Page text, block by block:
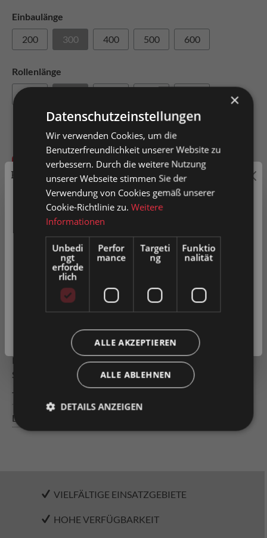
Einbaulänge
200
300 400 500 600
Rollenlänge
195
In den Warenkorb
Artikel-Nr. 0034513
Zum Merkzettel hinzufügen
Produkt vergleichen
Standard Tragrolle aus Kunststoff: Für leichte und kleine
Produkte einer nicht angetriebenen
Schwerkraftrollenbahn Für stau…Mehr
Technische Daten
Downloads
VIELFÄLTIGE EINSATZGEBIETE
HOHE VERFÜGBARKEIT
Preisauszeichnung
Privatkunden können Preise mit MwSt. (brutto) und
Geschäftskunden Preise ohne MwSt. (netto) angezeigt
werden.
Bitte wählen Sie Ihre bevorzugte Einstellung:
Privatkunde
Geschäftskunde( exkl. MwSt. )
×
Datenschutzeinstellungen
Wir verwenden Cookies, um die
Benutzerfreundlichkeit unserer Website zu
verbessern. Durch die weitere Nutzung
unserer Webseite stimmen Sie der
Verwendung von Cookies gemäß unserer
Cookie-Richtlinie zu.Weitere
Informationen
Unbedi
ngt
erforde
rlich
Perfor
mance
Targeti
ng
Funktio
nalität
ALLE AKZEPTIEREN
ALLE ABLEHNEN
DETAILS ANZEIGEN